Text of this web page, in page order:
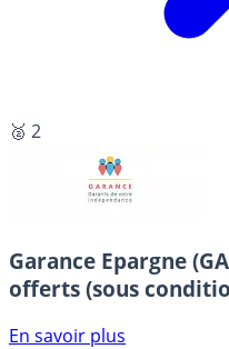
🥈 2
Garance Epargne
offerts (sous
En savoir plus